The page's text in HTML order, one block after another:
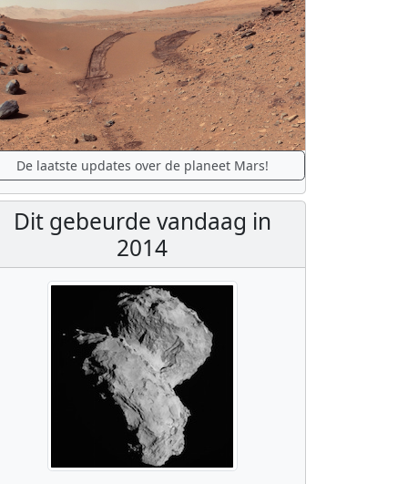
De laatste updates over de planeet Mars!
Dit gebeurde vandaag in
2014